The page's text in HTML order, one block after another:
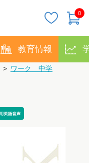
0
教育情報
> ワーク 中学